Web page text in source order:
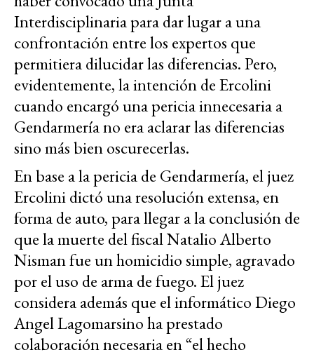
Interdisciplinaria para dar lugar a una
confrontación entre los expertos que
permitiera dilucidar las diferencias. Pero,
evidentemente, la intención de Ercolini
cuando encargó una pericia innecesaria a
Gendarmería no era aclarar las diferencias
sino más bien oscurecerlas.
En base a la pericia de Gendarmería, el juez
Ercolini dictó una resolución extensa, en
forma de auto, para llegar a la conclusión de
que la muerte del fiscal Natalio Alberto
Nisman fue un homicidio simple, agravado
por el uso de arma de fuego. El juez
considera además que el informático Diego
Angel Lagomarsino ha prestado
colaboración necesaria en “el hecho